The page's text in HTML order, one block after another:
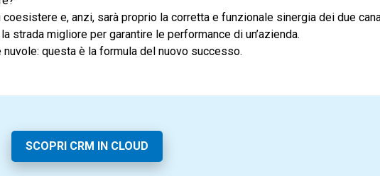
e, anzi, sarà proprio la corretta e funzionale sinergia dei due
strada migliore per garantire le performance di un’azienda.
questa è la formula del nuovo successo.
SCOPRI CRM IN CLOUD